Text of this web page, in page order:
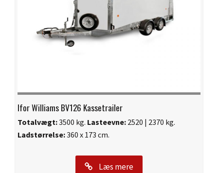
Ifor Williams BV126 Kassetrailer
Totalvægt:3500 kg. Lasteevne: 2520 | 2370 kg.
Ladstørrelse:360 x 173 cm.
Læs mere